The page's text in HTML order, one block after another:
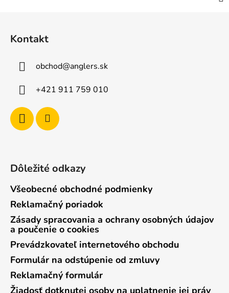
Kontakt
obchod@anglers.sk
+421 911 759 010
Dôležité odkazy
Všeobecné obchodné podmienky
Reklamačný poriadok
Zásady spracovania a ochrany osobných údajov
a poučenie o cookies
Prevádzkovateľ internetového obchodu
Formulár na odstúpenie od zmluvy
Reklamačný formulár